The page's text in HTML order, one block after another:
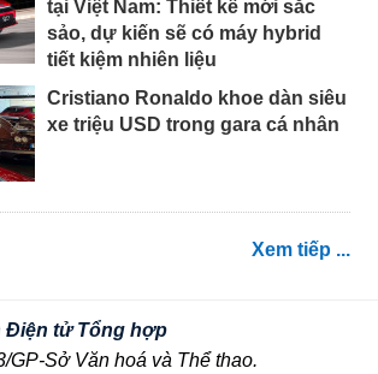
tại Việt Nam: Thiết kế mới sắc
sảo, dự kiến sẽ có máy hybrid
tiết kiệm nhiên liệu
Cristiano Ronaldo khoe dàn siêu
xe triệu USD trong gara cá nhân
Xem tiếp ...
Điện tử Tổng hợp
GP-Sở Văn hoá và Thể thao.